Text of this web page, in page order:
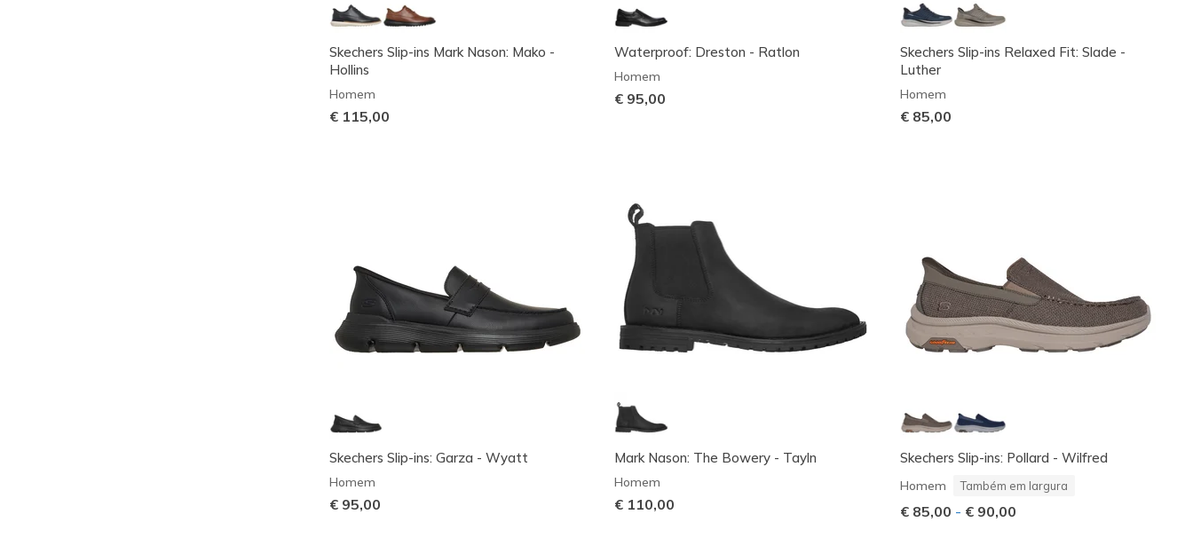
Skechers Slip-ins Mark Nason: Mako -
Hollins
Homem
€ 115,00
Waterproof: Dreston - Ratlon
Homem
€ 95,00
Skechers Slip-ins Relaxed Fit: Slade -
Luther
Homem
€ 85,00
Skechers Slip-ins: Garza - Wyatt
Homem
€ 95,00
Mark Nason: The Bowery - Tayln
Homem
€ 110,00
Skechers Slip-ins: Pollard - Wilfred
Homem Também em largura
€ 85,00 - € 90,00